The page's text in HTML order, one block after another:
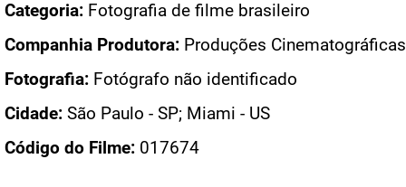
Categoria: Fotografia de filme brasileiro
Companhia Produtora: Produções
Fotografia: Fotógrafo não identificado
Cidade: São Paulo - SP; Miami - US
Código do Filme: 017674